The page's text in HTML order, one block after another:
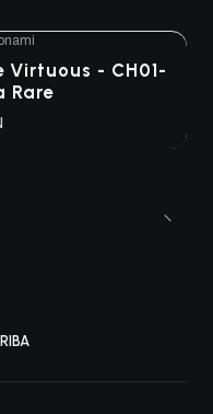
- CH01-
Rare